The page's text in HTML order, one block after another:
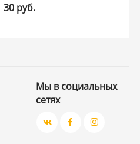
30 руб.
Мы в социальных
сетях